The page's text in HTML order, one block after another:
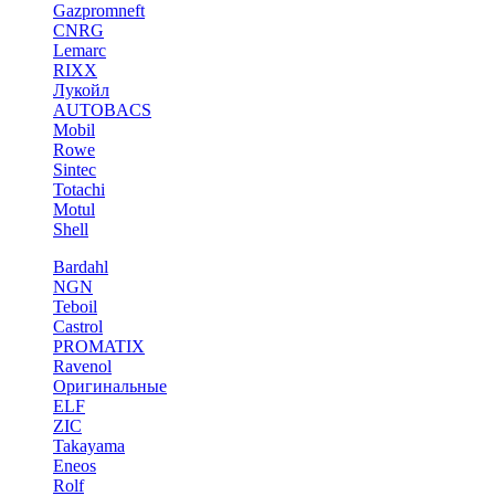
Gazpromneft
CNRG
Lemarc
RIXX
Лукойл
AUTOBACS
Mobil
Rowe
Sintec
Totachi
Motul
Shell
Bardahl
NGN
Teboil
Castrol
PROMATIX
Ravenol
Оригинальные
ELF
ZIC
Takayama
Eneos
Rolf